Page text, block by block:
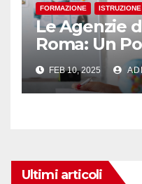
FORMAZIONE ISTRUZIONE
Le Agenzie
Roma: Un
e le Culture
FEB 10, 2025
Ultimi articoli